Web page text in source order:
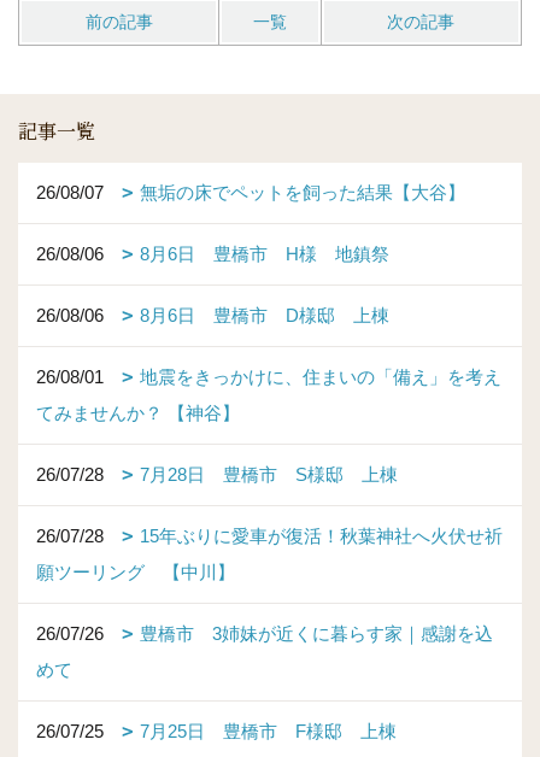
前の記事 一覧 次の記事
記事一覧
26/08/07 無垢の床でペットを飼った結果【大谷】
26/08/06 8月6日 豊橋市 H様 地鎮祭
26/08/06 8月6日 豊橋市 D様邸 上棟
26/08/01
地震をきっかけに、住まいの「備え」を考え
てみませんか？ 【神谷】
26/07/28 7月28日 豊橋市 S様邸 上棟
26/07/28
15年ぶりに愛車が復活！秋葉神社へ火伏せ祈
願ツーリング 【中川】
26/07/26
豊橋市 3姉妹が近くに暮らす家｜感謝を込
めて
26/07/25 7月25日 豊橋市 F様邸 上棟